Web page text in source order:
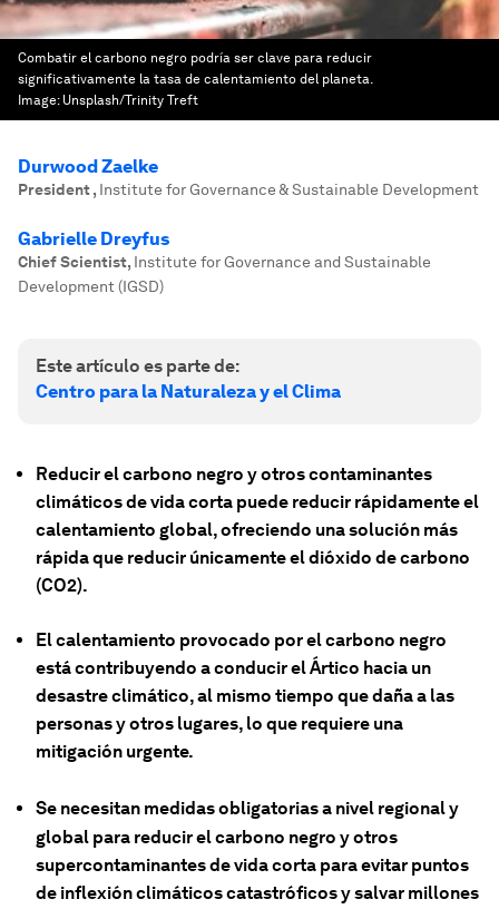
Combatir el carbono negro podría ser clave para reducir
significativamente la tasa de calentamiento del planeta.
Image: Unsplash/Trinity Treft
Durwood Zaelke
President, Institute for Governance & Sustainable Development
Gabrielle Dreyfus
Chief Scientist, Institute for Governance and Sustainable
Development (IGSD)
Este artículo es parte de:
Centro para la Naturaleza y el Clima
Reducir el carbono negro y otros contaminantes
climáticos de vida corta puede reducir rápidamente el
calentamiento global, ofreciendo una solución más
rápida que reducir únicamente el dióxido de carbono
(CO2).
El calentamiento provocado por el carbono negro
está contribuyendo a conducir el Ártico hacia un
desastre climático, al mismo tiempo que daña a las
personas y otros lugares, lo que requiere una
mitigación urgente.
Se necesitan medidas obligatorias a nivel regional y
global para reducir el carbono negro y otros
supercontaminantes de vida corta para evitar puntos
de inflexión climáticos catastróficos y salvar millones